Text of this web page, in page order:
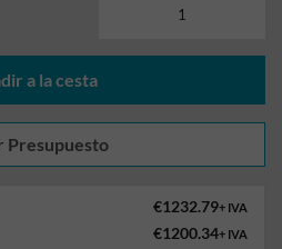
a la cesta
€1232.79+ IVA
€1200.34+ IVA